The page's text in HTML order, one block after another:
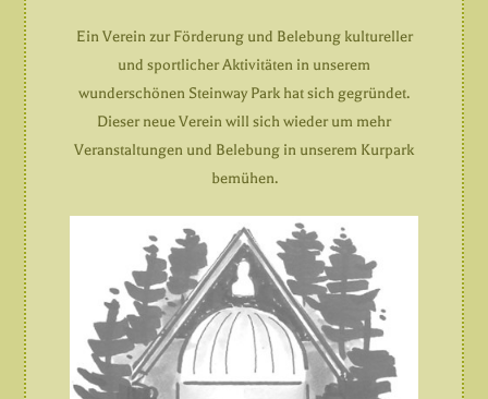
Ein Verein zur Förderung und Belebung kultureller
und sportlicher Aktivitäten in unserem
wunderschönen Steinway Park hat sich gegründet.
Dieser neue Verein will sich wieder um mehr
Veranstaltungen und Belebung in unserem Kurpark
bemühen.